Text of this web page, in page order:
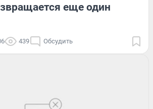
еще один
439 Обсудить